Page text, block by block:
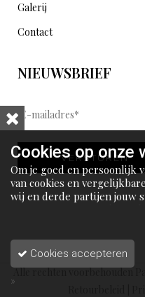
Galerij
Contact
NIEUWSBRIEF
E
-
m
a
i
l
d
r
VERSTUREN
Cookies op onze
Om je goed en persoonlijk
van cookies en
wij en derde partijen jouw
Cookies accepteren
»